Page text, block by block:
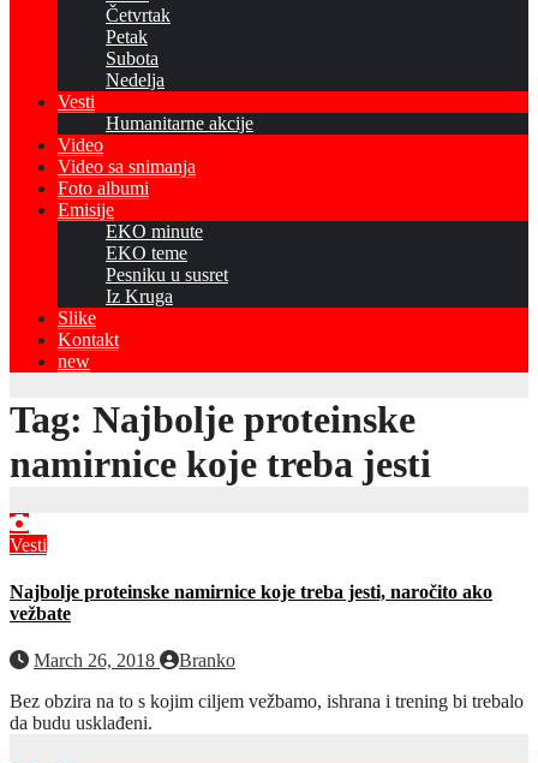
Četvrtak
Petak
Subota
Nedelja
Vesti
Humanitarne akcije
Video
Video sa snimanja
Foto albumi
Emisije
EKO minute
EKO teme
Pesniku u susret
Iz Kruga
Slike
Kontakt
new
Tag: Najbolje proteinske
namirnice koje treba jesti
Vesti
Najbolje proteinske namirnice koje treba jesti, naročito ako
vežbate
March 26, 2018
Branko
Bez obzira na to s kojim ciljem vežbamo, ishrana i trening bi trebalo
da budu usklađeni.